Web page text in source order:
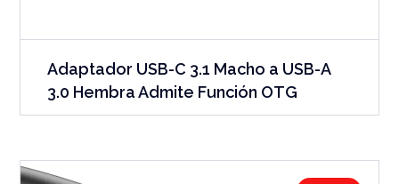
Adaptador USB-C 3.1 Macho a USB-A
3.0 Hembra Admite Función OTG